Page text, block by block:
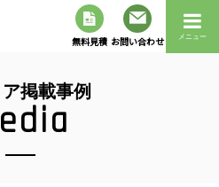
無料見積 お問い合わせ メニュー
掲載事例